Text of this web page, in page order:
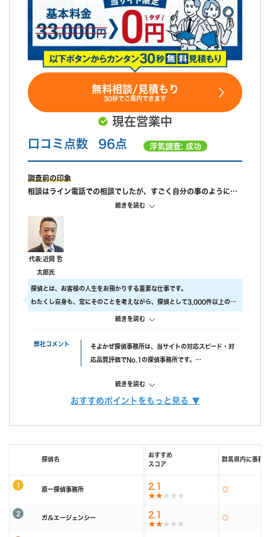
無料相談/見積もり
30秒でご案内できます
現在営業中
口コミ点数
96点 浮気調査: 成功
調査前の印象
相談はライン電話での相談でしたが、すごく自分の事のように親
身になって相談に乗ってもらえました。 また、私が自己肯定感が
低いこともあり、自分のことを攻めていると、もっと自信を持ち
なさいと励ましてもらってすごく嬉しかったです。
調査中の印象
尾行が旦那の会社スタートの予定でしたが、場所が違っていたよ
うで、必死に探してくれたと伺っております。こちらの対応につ
いては本当に調査員の方々に感謝しかありません。
調査後の印象
報告書はすぐに届けていただけましたが、時間表示が間違ってい
ました。(ただ、写真の時間が載っているので大丈夫かと思われま
続きを読む
代表:近岡 哲
太郎氏
探偵とは、お客様の人生をお預かりする重要な仕事です。
わたくし自身も、常にそのことを考えながら、探偵として3,000件以上の調
具体的には、
・ 厳選した優秀な調査スタッフ
・ 最高品質の機材
にこだわり、調査の質をあげるため、常に努力しています。
これからも、お客様が「そよかぜ」 のような穏やかな日常をとりもどせるよ
うに、誠実に調査いたします。
そよかぜ探偵事務所に、どうぞお気軽にご相談ください。
続きを読む
弊社コメント そよかぜ探偵事務所は、当サイトの対応スピード・対
応品質評価でNo.1の探偵事務所です。
成功報酬プランも選べます。また、みんなの名探偵経
由で相談できる限定クーポンもあるため、調査力と相
続きを読む
以外一切なし！
調査機材 調査で使用するカメラ数：平均１６台～２２台（他社
約6倍！)
おすすめポイントをもっと見る ▼
探偵名
おすすめ
スコア
群馬県内に事務所
1
原一探偵事務所 2.1
2
ガルエージェンシー 2.1